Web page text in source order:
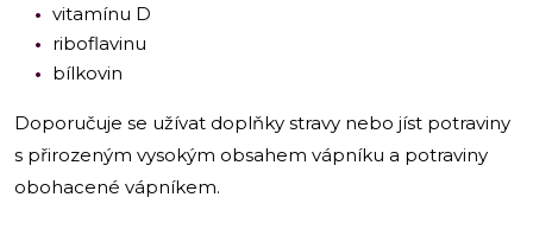
vitamínu D
riboflavinu
bílkovin
Doporučuje se užívat doplňky stravy nebo jíst potraviny
s přirozeným vysokým obsahem vápníku a potraviny
obohacené vápníkem.